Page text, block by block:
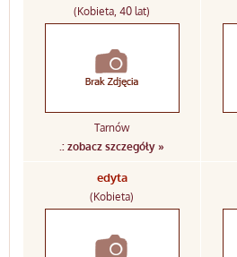
(Kobieta, 40 lat)
Tarnów
.: zobacz szczegóły »
edyta
(Kobieta)